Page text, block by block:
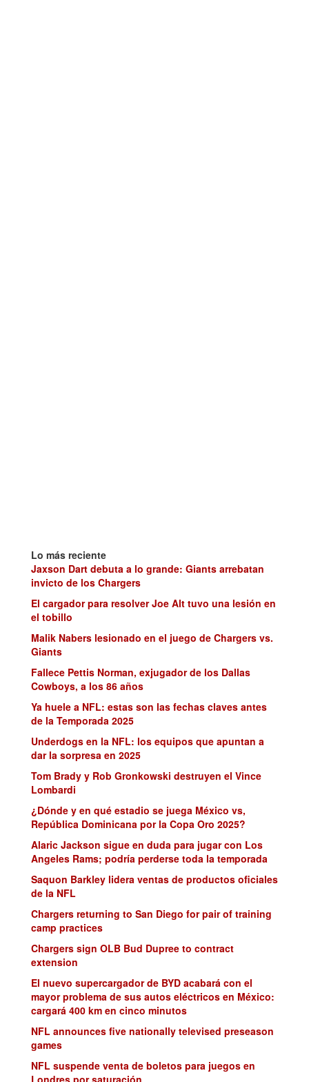
Lo más reciente
Jaxson Dart debuta a lo grande: Giants arrebatan
invicto de los Chargers
El cargador para resolver Joe Alt tuvo una lesión en
el tobillo
Malik Nabers lesionado en el juego de Chargers vs.
Giants
Fallece Pettis Norman, exjugador de los Dallas
Cowboys, a los 86 años
Ya huele a NFL: estas son las fechas claves antes
de la Temporada 2025
Underdogs en la NFL: los equipos que apuntan a
dar la sorpresa en 2025
Tom Brady y Rob Gronkowski destruyen el Vince
Lombardi
¿Dónde y en qué estadio se juega México vs,
República Dominicana por la Copa Oro 2025?
Alaric Jackson sigue en duda para jugar con Los
Angeles Rams; podría perderse toda la temporada
Saquon Barkley lidera ventas de productos oficiales
de la NFL
Chargers returning to San Diego for pair of training
camp practices
Chargers sign OLB Bud Dupree to contract
extension
El nuevo supercargador de BYD acabará con el
mayor problema de sus autos eléctricos en México:
cargará 400 km en cinco minutos
NFL announces five nationally televised preseason
games
NFL suspende venta de boletos para juegos en
Londres por saturación